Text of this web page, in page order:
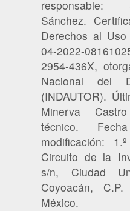
responsable:
Sánchez.
Derechos al
04-2022-
2954-436X,
Nacional del
(INDAUTOR).
Minerva
técnico.
modificación:
Circuito de la
s/n, Ciudad
Coyoacán,
México.